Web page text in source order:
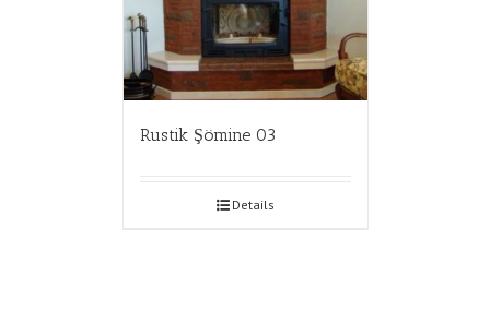
Rustik Şömine 03
Details